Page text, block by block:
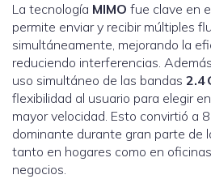
La tecnología MIMO fue clave en
permite enviar y recibir múltiples
simultáneamente, mejorando la
reduciendo interferencias.
uso simultáneo de las bandas 2.4
flexibilidad al usuario para elegir
mayor velocidad. Esto convirtió a
dominante durante gran parte de
tanto en hogares como en
negocios.